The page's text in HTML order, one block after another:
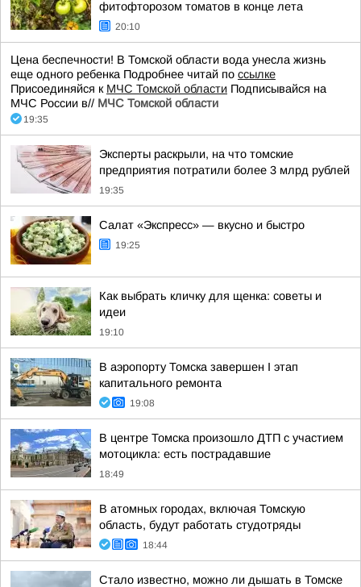
фитофторозом томатов в конце лета
20:10
Цена беспечности! В Томской области вода унесла жизнь
еще одного ребенка Подробнее читай по ссылке
Присоединяйся к МЧС Томской области Подписывайся на
МЧС России в// МЧС Томской области
19:35
Эксперты раскрыли, на что томские
предприятия потратили более 3 млрд рублей
19:35
Салат «Экспресс» — вкусно и быстро
19:25
Как выбрать кличку для щенка: советы и
идеи
19:10
В аэропорту Томска завершен I этап
капитального ремонта
19:08
В центре Томска произошло ДТП с участием
мотоцикла: есть пострадавшие
18:49
В атомных городах, включая Томскую
область, будут работать студотряды
18:44
Стало известно, можно ли дышать в Томске